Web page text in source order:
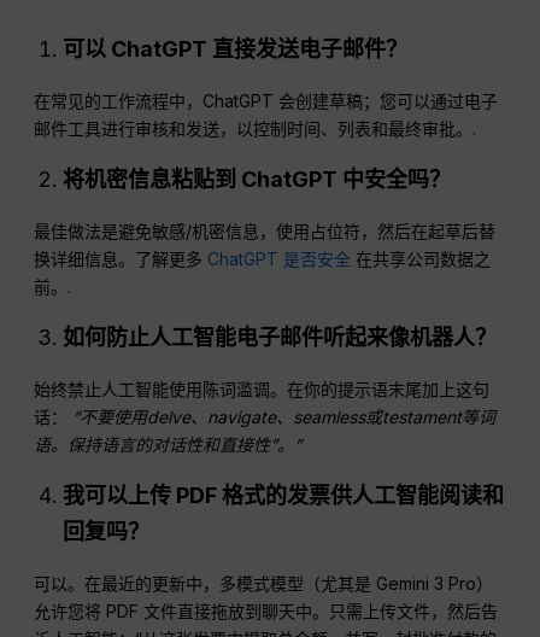
可以 ChatGPT 直接发送电子邮件？
在常见的工作流程中，ChatGPT 会创建草稿；您可以通过电子
邮件工具进行审核和发送，以控制时间、列表和最终审批。.
将机密信息粘贴到 ChatGPT 中安全吗？
最佳做法是避免敏感/机密信息，使用占位符，然后在起草后替
换详细信息。了解更多 ChatGPT 是否安全 在共享公司数据之
前。.
如何防止人工智能电子邮件听起来像机器人？
始终禁止人工智能使用陈词滥调。在你的提示语末尾加上这句
话：
“不要使用delve、navigate、seamless或testament等词
语。保持语言的对话性和直接性”。”
我可以上传 PDF 格式的发票供人工智能阅读和
回复吗？
可以。在最近的更新中，多模式模型（尤其是 Gemini 3 Pro）
允许您将 PDF 文件直接拖放到聊天中。只需上传文件，然后告